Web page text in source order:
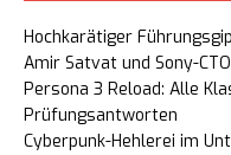
Hochkarätiger
Amir Satvat und Sony-
Persona 3 Reload: Alle
Prüfungsantworten
Cyberpunk-Hehlerei im